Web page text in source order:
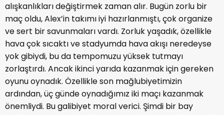
alışkanlıkları değiştirmek zaman alır. Bugün zorlu bir
maç oldu, Alex’in takımı iyi hazırlanmıştı, çok organize
ve sert bir savunmaları vardı. Zorluk yaşadık, özellikle
hava çok sıcaktı ve stadyumda hava akışı neredeyse
yok gibiydi, bu da tempomuzu yüksek tutmayı
zorlaştırdı. Ancak ikinci yarıda kazanmak için gereken
oyunu oynadık. Özellikle son mağlubiyetimizin
ardından, üç günde oynadığımız iki maçı kazanmak
önemliydi. Bu galibiyet moral verici. Şimdi bir bay